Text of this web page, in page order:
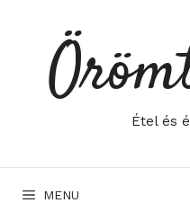
content
Étel és
MENU